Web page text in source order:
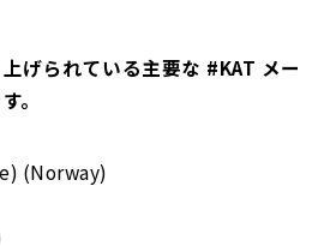
げられている主要な #KAT メー
。
(Norway)